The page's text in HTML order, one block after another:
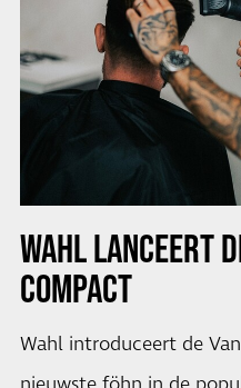
WAHL LANCEERT
COMPACT
Wahl introduceert de